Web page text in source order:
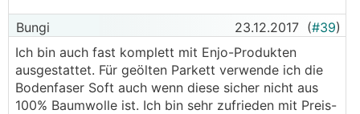
Bungi 23.12.2017 (#39)
Ich bin auch fast komplett mit Enjo-Produkten
ausgestattet. Für geölten Parkett verwende ich die
Bodenfaser Soft auch wenn diese sicher nicht aus
100% Baumwolle ist. Ich bin sehr zufrieden mit Preis-